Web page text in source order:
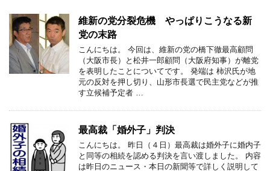
維新の党分裂危機 やっぱりこうなる新
党の末路
こんにちは。 今回は、維新の党の橋下徹最高顧問
（大阪市長）と松井一郎顧問（大阪府知事）が離党
を表明したことについてです。 発端は 柿沢氏が地
元の反対を押し切り、山形市長選で民主党などが推
す立候補予定者 …
最高裁「婚外子」判決
こんにちは。 昨日（４日）最高裁は婚外子に婚内子
と同等の相続を認める判決を言い渡しました。 内容
は昨日のニュース・本日の新聞等で詳しく説明して